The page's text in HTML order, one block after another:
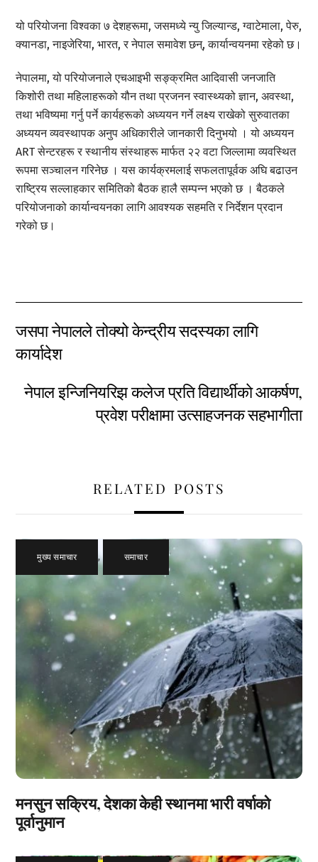
यो परियोजना विश्वका ७ देशहरूमा, जसमध्ये न्यु जिल्यान्ड, ग्वाटेमाला, पेरु,
क्यानडा, नाइजेरिया, भारत, र नेपाल समावेश छन्, कार्यान्वयनमा रहेको छ।
नेपालमा, यो परियोजनाले एचआइभी सङ्क्रमित आदिवासी जनजाति
किशोरी तथा महिलाहरूको यौन तथा प्रजनन स्वास्थ्यको ज्ञान, अवस्था,
तथा भविष्यमा गर्नु पर्ने कार्यहरूको अध्ययन गर्ने लक्ष्य राखेको सुरुवातका
अध्ययन व्यवस्थापक अनुप अधिकारीले जानकारी दिनुभयो । यो अध्ययन
ART सेन्टरहरू र स्थानीय संस्थाहरू मार्फत २२ वटा जिल्लामा व्यवस्थित
रूपमा सञ्चालन गरिनेछ । यस कार्यक्रमलाई सफलतापूर्वक अघि बढाउन
राष्ट्रिय सल्लाहकार समितिको बैठक हालै सम्पन्न भएको छ । बैठकले
परियोजनाको कार्यान्वयनका लागि आवश्यक सहमति र निर्देशन प्रदान
गरेको छ।
जसपा नेपालले तोक्यो केन्द्रीय सदस्यका लागि
कार्यादेश
नेपाल इन्जिनियरिझ कलेज प्रति विद्यार्थीकाे आकर्षण,
प्रवेश परीक्षामा उत्साहजनक सहभागीता
RELATED POSTS
मुख्य समाचार , समाचार
मनसुन सक्रिय, देशका केही स्थानमा भारी वर्षाको
पूर्वानुमान